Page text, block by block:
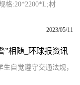
格:20*2200*L;材
2023/05/11
”相随_环球报资讯
自觉遵守交通法规，